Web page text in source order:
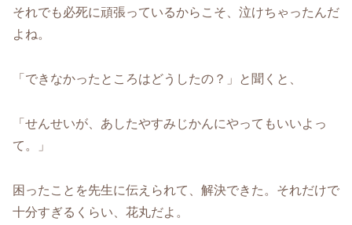
それでも必死に頑張っているからこそ、泣けちゃったんだ
よね。
「できなかったところはどうしたの？」と聞くと、
「せんせいが、あしたやすみじかんにやってもいいよっ
て。」
困ったことを先生に伝えられて、解決できた。それだけで
十分すぎるくらい、花丸だよ。